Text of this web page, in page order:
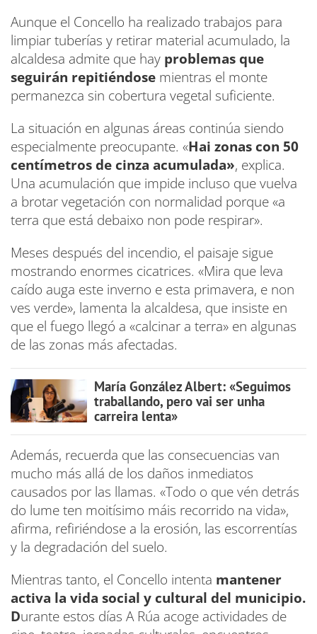
Aunque el Concello ha realizado trabajos para
limpiar tuberías y retirar material acumulado, la
alcaldesa admite que hay problemas que
seguirán repitiéndose mientras el monte
permanezca sin cobertura vegetal suficiente.
La situación en algunas áreas continúa siendo
especialmente preocupante. «Hai zonas con 50
centímetros de cinza acumulada», explica.
Una acumulación que impide incluso que vuelva
a brotar vegetación con normalidad porque «a
terra que está debaixo non pode respirar».
Meses después del incendio, el paisaje sigue
mostrando enormes cicatrices. «Mira que leva
caído auga este inverno e esta primavera, e non
ves verde», lamenta la alcaldesa, que insiste en
que el fuego llegó a «calcinar a terra» en algunas
de las zonas más afectadas.
María González Albert: «Seguimos
traballando, pero vai ser unha
carreira lenta»
Además, recuerda que las consecuencias van
mucho más allá de los daños inmediatos
causados por las llamas. «Todo o que vén detrás
do lume ten moitísimo máis recorrido na vida»,
afirma, refiriéndose a la erosión, las escorrentías
y la degradación del suelo.
Mientras tanto, el Concello intenta mantener
activa la vida social y cultural del municipio.
Durante estos días A Rúa acoge actividades de